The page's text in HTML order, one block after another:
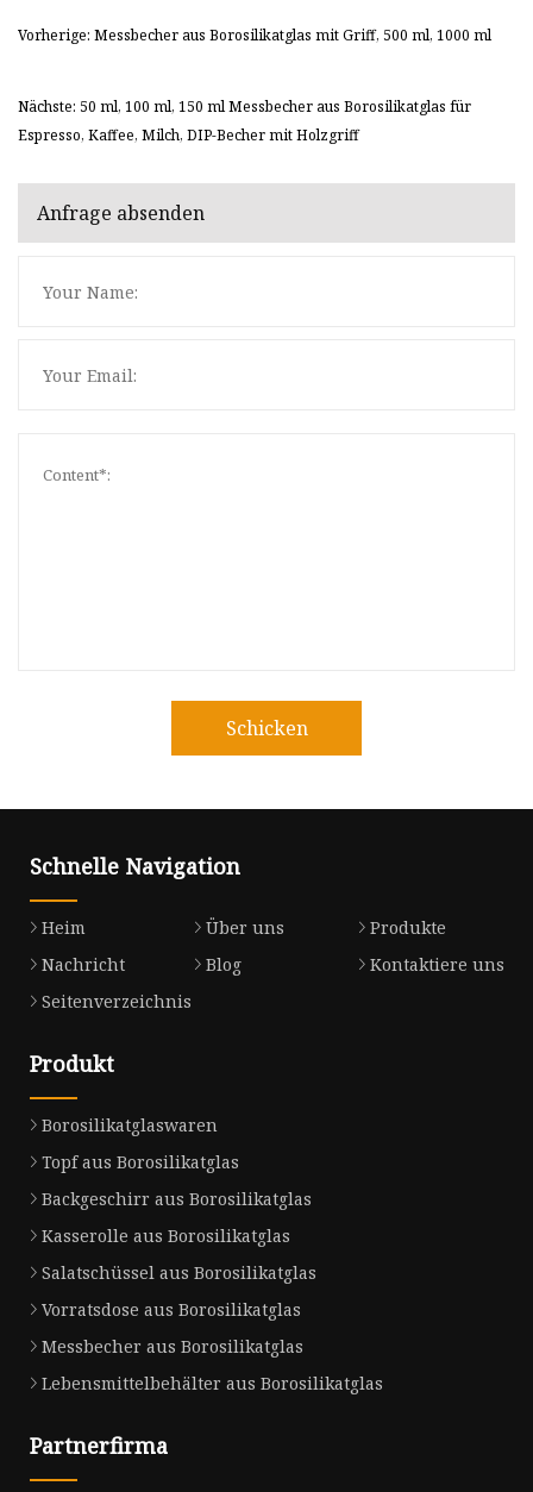
Vorherige: Messbecher aus Borosilikatglas mit Griff, 500 ml, 1000 ml
Nächste: 50 ml, 100 ml, 150 ml Messbecher aus Borosilikatglas für
Espresso, Kaffee, Milch, DIP-Becher mit Holzgriff
Anfrage absenden
Schicken
Schnelle Navigation
Heim Über uns
Produkte
Nachricht
Blog
Kontaktiere uns
Seitenverzeichnis
Produkt
Borosilikatglaswaren
Topf aus Borosilikatglas
Backgeschirr aus Borosilikatglas
Kasserolle aus Borosilikatglas
Salatschüssel aus Borosilikatglas
Vorratsdose aus Borosilikatglas
Messbecher aus Borosilikatglas
Lebensmittelbehälter aus Borosilikatglas
Partnerfirma